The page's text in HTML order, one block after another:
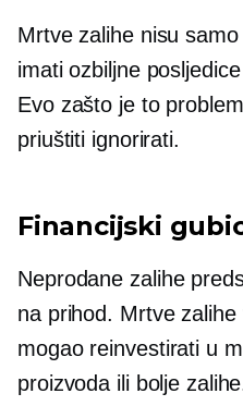
Mrtve zalihe nisu
imati ozbiljne
Evo zašto je to
priuštiti ignorirati.
Financijski
Neprodane zalihe
na prihod. Mrtve
mogao reinvestirati u
proizvoda ili bolje